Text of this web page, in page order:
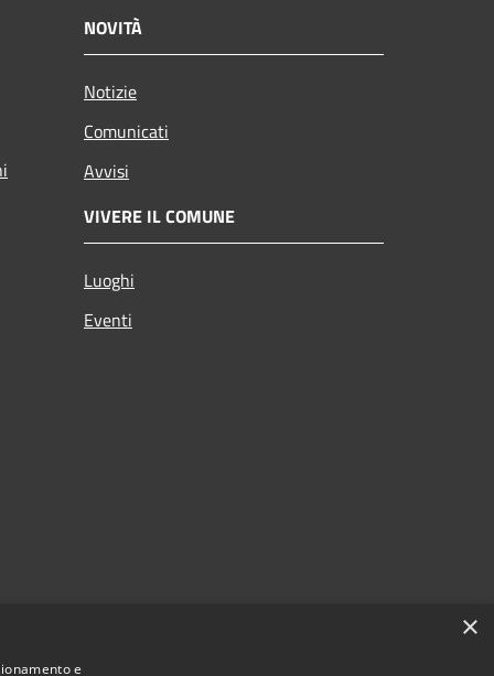
NOVITÀ
Notizie
Comunicati
Avvisi
VIVERE IL COMUNE
Luoghi
Eventi
×
e